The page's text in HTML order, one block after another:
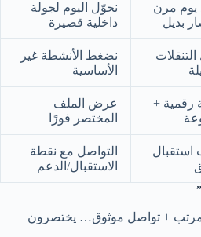
يوم مرن
بديل
نحوّل اليوم لجولة
داخلية قصيرة
التنقلات
نضغط الأنشطة غير
الأساسية
رقمية +
عرض الملف
المختصر فورًا
استقبال
التواصل مع نقطة
الاستقبال/الدعم
+ تواصل موثوق… يختصرون